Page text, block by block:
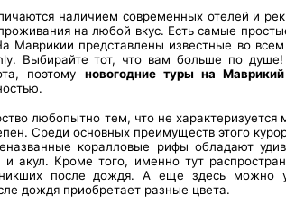
наличием современных отелей и
на любой вкус. Есть самые
Маврикии представлены известные во
Выбирайте тот, что вам больше по
поэтому новогодние туры на Маврикий
любопытно тем, что не
Среди основных преимуществ этого
коралловые рифы обладают
акул. Кроме того, именно тут
после дождя. А еще здесь можно
дождя приобретает разные цвета.